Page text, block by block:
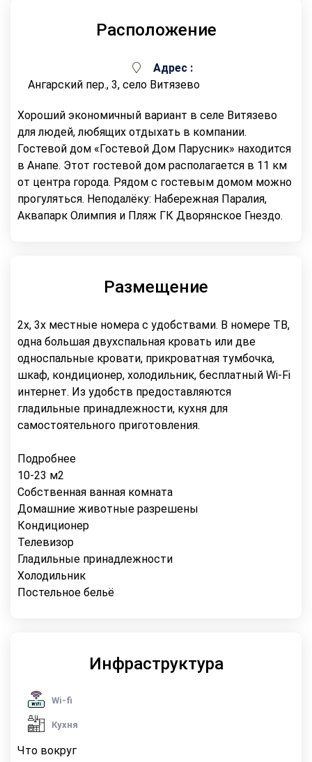
Расположение
Адрес :
Ангарский пер., 3, село Витязево
Хороший экономичный вариант в селе Витязево
для людей, любящих отдыхать в компании.
Гостевой дом «Гостевой Дом Парусник» находится
в Анапе. Этот гостевой дом располагается в 11 км
от центра города. Рядом с гостевым домом можно
прогуляться. Неподалёку: Набережная Паралия,
Аквапарк Олимпия и Пляж ГК Дворянское Гнездо.
Размещение
2х, 3х местные номера с удобствами. В номере ТВ,
одна большая двухспальная кровать или две
односпальные кровати, прикроватная тумбочка,
шкаф, кондиционер, холодильник, бесплатный Wi-Fi
интернет. Из удобств предоставляются
гладильные принадлежности, кухня для
самостоятельного приготовления.
Подробнее
10-23 м2
Собственная ванная комната
Домашние животные разрешены
Кондиционер
Телевизор
Гладильные принадлежности
Холодильник
Постельное бельё
Инфраструктура
Wi-fi
Кухня
Что вокруг